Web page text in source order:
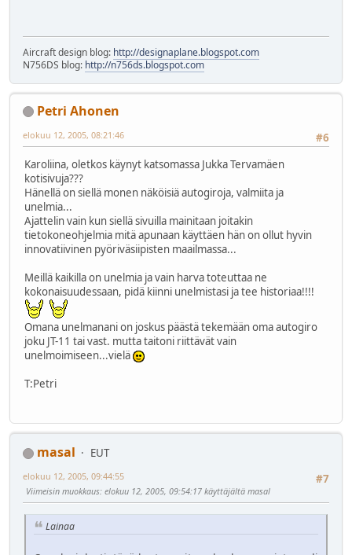
Aircraft design blog: http://designaplane.blogspot.com
N756DS blog: http://n756ds.blogspot.com
Petri Ahonen
#6
elokuu 12, 2005, 08:21:46
Karoliina, oletkos käynyt katsomassa Jukka Tervamäen
kotisivuja???
Hänellä on siellä monen näköisiä autogiroja, valmiita ja
unelmia...
Ajattelin vain kun siellä sivuilla mainitaan joitakin
tietokoneohjelmia mitä apunaan käyttäen hän on ollut hyvin
innovatiivinen pyöriväsiipisten maailmassa...
Meillä kaikilla on unelmia ja vain harva toteuttaa ne
kokonaisuudessaan, pidä kiinni unelmistasi ja tee historiaa!!!!
Omana unelmanani on joskus päästä tekemään oma autogiro
joku JT-11 tai vast. mutta taitoni riittävät vain
unelmoimiseen...vielä
T:Petri
masal
EUT
#7
elokuu 12, 2005, 09:44:55
Viimeisin muokkaus: elokuu 12, 2005, 09:54:17 käyttäjältä masal
Lainaa